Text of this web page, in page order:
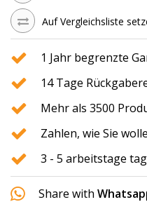
Auf Vergleichsliste
1 Jahr begrenzte
14 Tage
Mehr als 3500
Zahlen, wie Sie
3 - 5 arbeitstage
Share with